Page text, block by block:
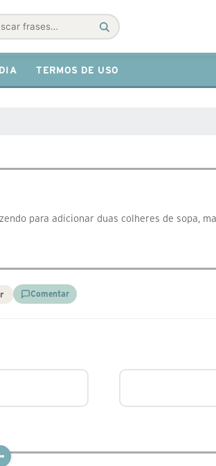
TERMOS DE USO
para adicionar duas colheres de sopa,
Comentar